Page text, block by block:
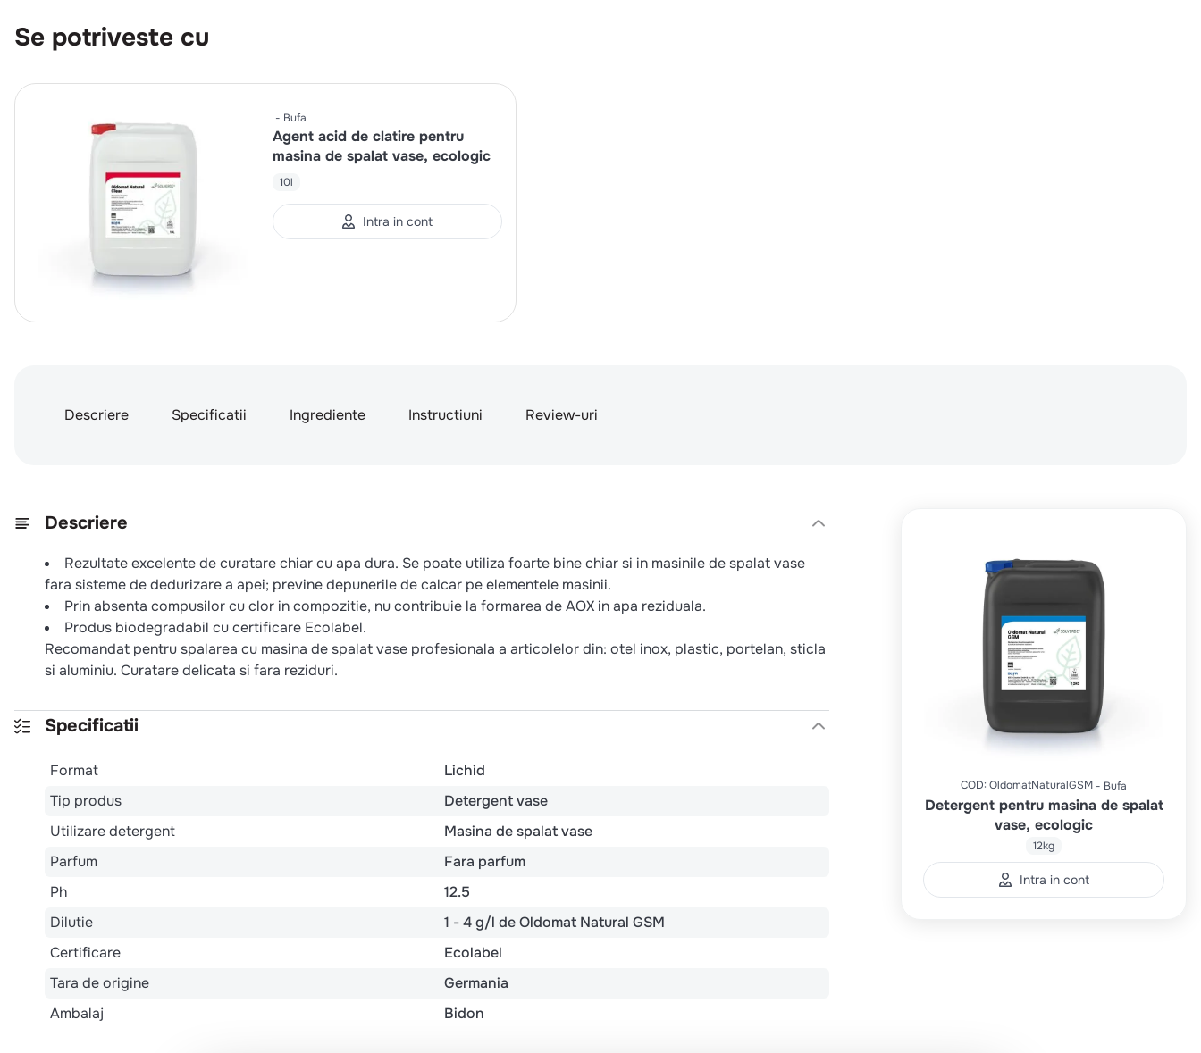
Se potriveste cu
Bufa
Agent acid de clatire pentru
masina de spalat vase, ecologic
10l
Intra in cont
Descriere Specificatii Ingrediente Instructiuni Review-uri
Descriere
Rezultate excelente de curatare chiar cu apa dura. Se poate utiliza foarte bine chiar si in masinile de spalat vase
fara sisteme de dedurizare a apei; previne depunerile de calcar pe elementele masinii.
Prin absenta compusilor cu clor in compozitie, nu contribuie la formarea de AOX in apa reziduala.
Produs biodegradabil cu certificare Ecolabel.
Recomandat pentru spalarea cu masina de spalat vase profesionala a articolelor din: otel inox, plastic, portelan, sticla
si aluminiu. Curatare delicata si fara reziduri.
Specificatii
Format
Lichid
Tip produs
Detergent vase
Utilizare detergent
Masina de spalat vase
Parfum
Fara parfum
Ph
12.5
Dilutie
1 - 4 g/l de Oldomat Natural GSM
Certificare
Ecolabel
Tara de origine
Germania
Ambalaj
Bidon
COD: OldomatNaturalGSM Bufa
Detergent pentru masina de spalat
vase, ecologic
12kg
Intra in cont